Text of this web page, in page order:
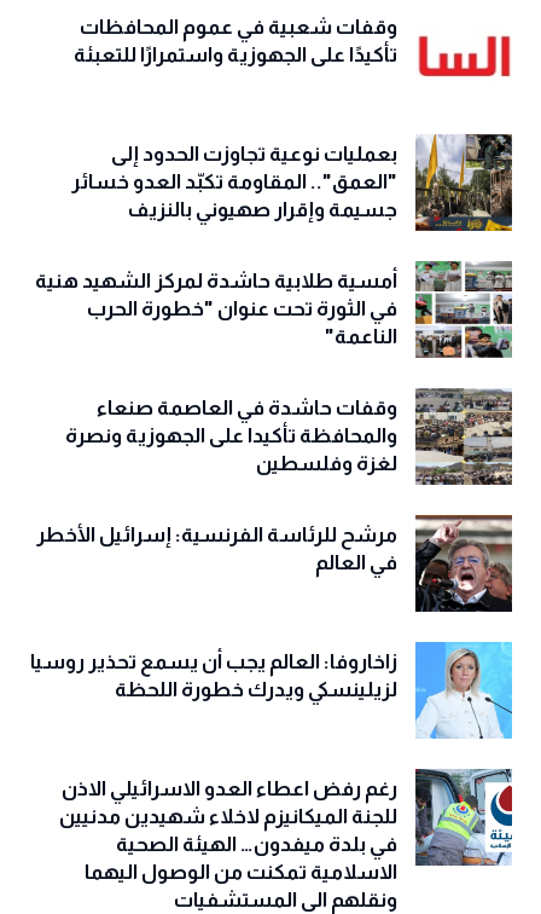
وقفات شعبية في عموم المحافظات
تأكيدًا على الجهوزية واستمرارًا للتعبئة
بعمليات نوعية تجاوزت الحدود إلى
"العمق".. المقاومة تكبّد العدو خسائر
جسيمة وإقرار صهيوني بالنزيف
أمسية طلابية حاشدة لمركز الشهيد هنية
في الثورة تحت عنوان "خطورة الحرب
الناعمة"
وقفات حاشدة في العاصمة صنعاء
والمحافظة تأكيدا على الجهوزية ونصرة
لغزة وفلسطين
مرشح للرئاسة الفرنسية: إسرائيل الأخطر
في العالم
زاخاروفا: العالم يجب أن يسمع تحذير روسيا
لزيلينسكي ويدرك خطورة اللحظة
رغم رفض اعطاء العدو الاسرائيلي الاذن
للجنة الميكانيزم لاخلاء شهيدين مدنيين
في بلدة ميفدون… الهيئة الصحية
الاسلامية تمكنت من الوصول اليهما
ونقلهم الى المستشفيات